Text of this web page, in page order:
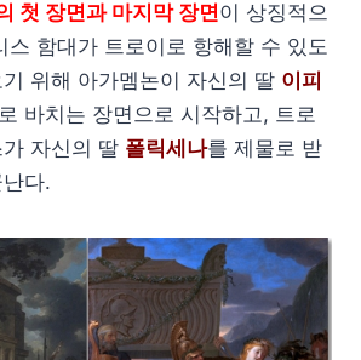
첫 장면과 마지막 장면이 상징적으
스 함대가 트로이로 항해할 수 있도
위해 아가멤논이 자신의 딸 이피
바치는 장면으로 시작하고, 트로
자신의 딸 폴릭세나를 제물로 받
다.